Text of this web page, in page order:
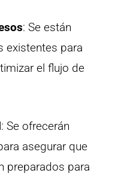
: Se están
existentes para
el flujo de
: Se ofrecerán
asegurar que
preparados para